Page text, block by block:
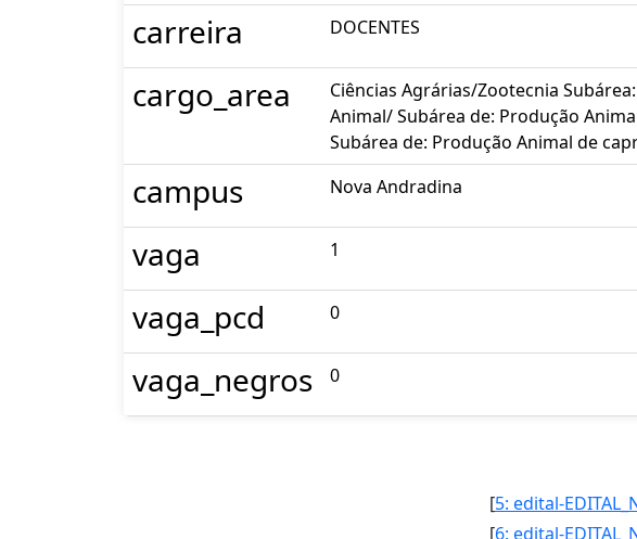
carreira DOCENTES
cargo_area
Ciências Agrárias/Zootecnia
Animal/ Subárea de: Produção
Subárea de: Produção Animal de
campus Nova Andradina
vaga 1
vaga_pcd 0
vaga_negros 0
[
[